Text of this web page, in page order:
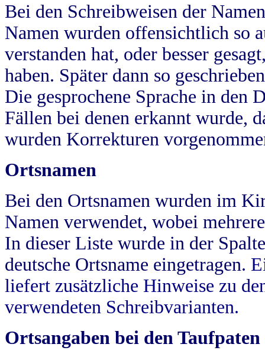
Bei den Schreibweisen der
Namen wurden offensichtlich so
verstanden hat, oder besser
haben. Später dann so
Die gesprochene Sprache in
Fällen bei denen erkannt wurde,
wurden Korrekturen
Ortsnamen
Bei den Ortsnamen wurden im
Namen verwendet, wobei
In dieser Liste wurde in der
deutsche Ortsname eingetragen.
liefert zusätzliche Hinweise zu
verwendeten Schreibvarianten.
Ortsangaben bei den Taufpaten